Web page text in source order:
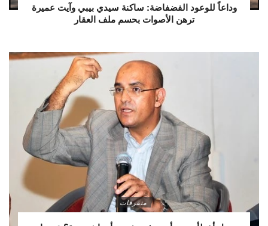
وداعاً للوعود الفضفاضة: ساكنة سيدي بيبي وآيت عميرة
ترهن الأصوات بحسم ملف العقار
متفرقات